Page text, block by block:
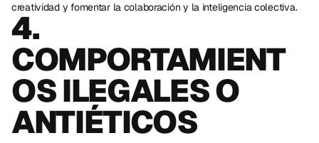
creatividad y fomentar la colaboración y la inteligencia colectiva.
4.
COMPORTAMIENT
OS ILEGALES O
ANTIÉTICOS